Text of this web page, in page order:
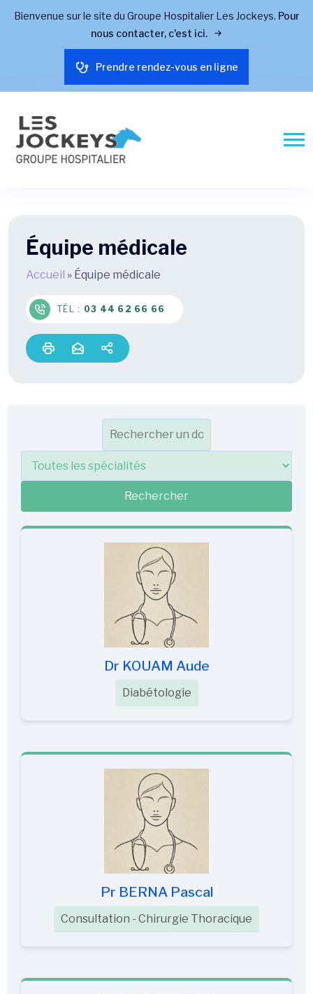
Bienvenue sur le site du Groupe Hospitalier Les Jockeys. Pour
nous contacter, c'est ici.
Prendre rendez-vous en ligne
Équipe médicale
Accueil » Équipe médicale
TÉL : 03 44 62 66 66
Rechercher
Dr KOUAM Aude
Diabétologie
Pr BERNA Pascal
Consultation - Chirurgie Thoracique